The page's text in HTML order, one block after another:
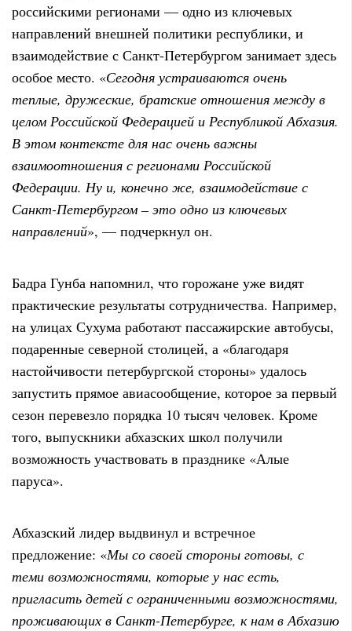
российскими регионами — одно из ключевых
направлений внешней политики республики, и
взаимодействие с Санкт-Петербургом занимает здесь
особое место. «Сегодня устраиваются очень
теплые, дружеские, братские отношения между в
целом Российской Федерацией и Республикой Абхазия.
В этом контексте для нас очень важны
взаимоотношения с регионами Российской
Федерации. Ну и, конечно же, взаимодействие с
Санкт-Петербургом – это одно из ключевых
направлений», — подчеркнул он.
Бадра Гунба напомнил, что горожане уже видят
практические результаты сотрудничества. Например,
на улицах Сухума работают пассажирские автобусы,
подаренные северной столицей, а «благодаря
настойчивости петербургской стороны» удалось
запустить прямое авиасообщение, которое за первый
сезон перевезло порядка 10 тысяч человек. Кроме
того, выпускники абхазских школ получили
возможность участвовать в празднике «Алые
паруса».
Абхазский лидер выдвинул и встречное
предложение: «Мы со своей стороны готовы, с
теми возможностями, которые у нас есть,
пригласить детей с ограниченными возможностями,
проживающих в Санкт-Петербурге, к нам в Абхазию